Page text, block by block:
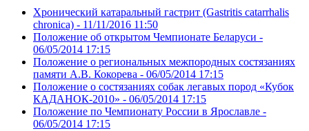
Хронический катаральный гастрит (Gastritis catarrhalis
chronica) - 11/11/2016 11:50
Положение об открытом Чемпионате Беларуси -
06/05/2014 17:15
Положение о региональных межпородных состязаниях
памяти А.В. Кокорева - 06/05/2014 17:15
Положение о состязаниях собак легавых пород «Кубок
КАДАНОК-2010» - 06/05/2014 17:15
Положение по Чемпионату России в Ярославле -
06/05/2014 17:15